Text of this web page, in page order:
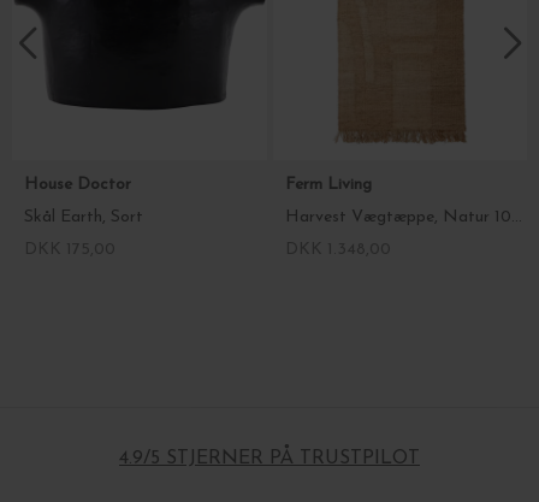
House Doctor
Skål Earth, Sort
Ferm Living
Harvest Vægtæppe, Natur 100*165
4.9/5 STJERNER PÅ TRUSTPILOT